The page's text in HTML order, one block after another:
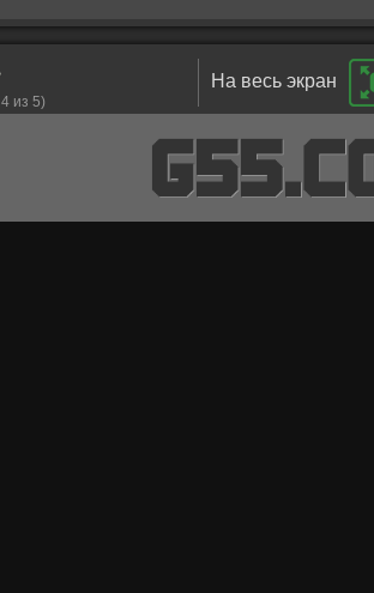
4из 5)
На весь экран